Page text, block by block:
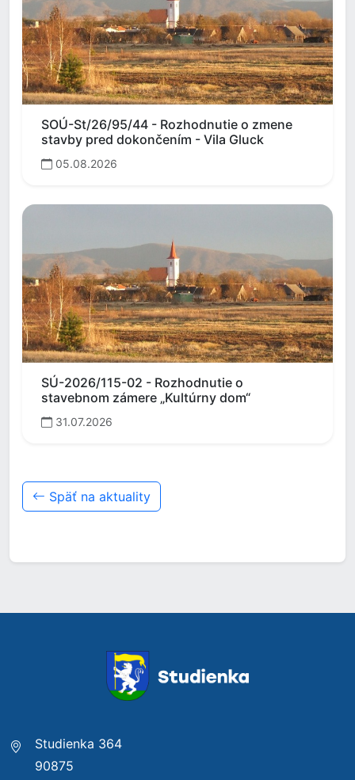
SOÚ-St/26/95/44 - Rozhodnutie o zmene
stavby pred dokončením - Vila Gluck
05.08.2026
SÚ-2026/115-02 - Rozhodnutie o
stavebnom zámere „Kultúrny dom“
31.07.2026
Späť na aktuality
Studienka 364
90875